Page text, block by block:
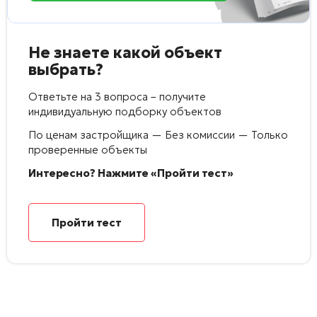
Не знаете какой объект
выбрать?
Ответьте на 3 вопроса – получите
индивидуальную подборку объектов
По ценам застройщика — Без комиссии — Только
проверенные объекты
Интересно? Нажмите «Пройти тест»
Пройти тест